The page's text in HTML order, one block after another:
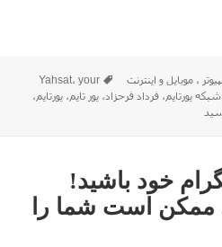
تلویزیونی به مدیریت خود شما !!
، موبایل و اينترنت برچسب‌هاYahsat، your
شبکه یورتایم،فرداد فرحزاد،یور تایم،یورتایم،
ی تلویزیونی به مدیریت خود شما !! یورتایم تی
خود باشید!
است شما را